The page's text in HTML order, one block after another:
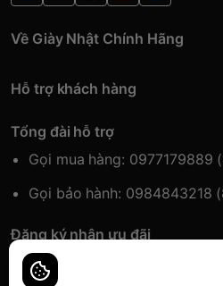
Về Giày Nhật Chính Hãng
Hỗ trợ khách hàng
Tổng đài hỗ trợ
Gọi mua hàng: 0977179889
Gọi bảo hành: 0984843218
Đăng ký nhận ưu đãi
Đăng kí để nhận thông tin ưu